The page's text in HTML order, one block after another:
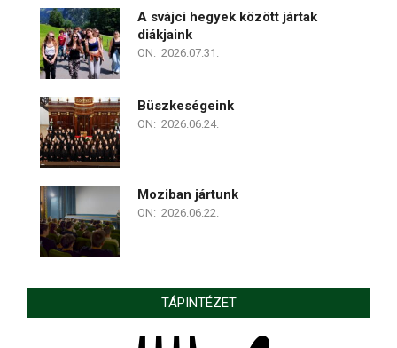
A svájci hegyek között jártak
diákjaink
ON: 2026.07.31.
Büszkeségeink
ON: 2026.06.24.
Moziban jártunk
ON: 2026.06.22.
TÁPINTÉZET